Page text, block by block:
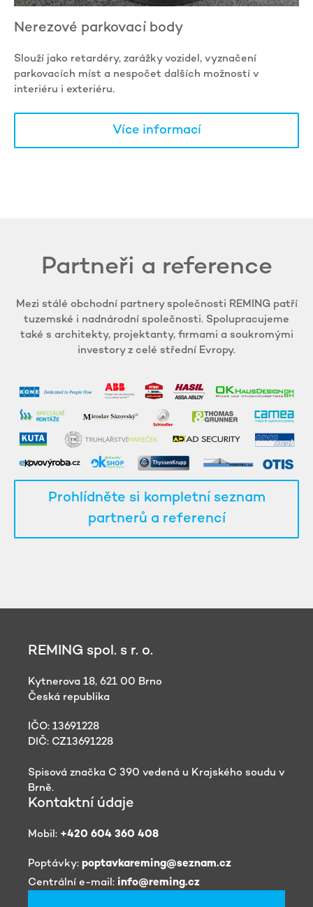
Nerezové parkovací body
Slouží jako retardéry, zarážky vozidel, vyznačení
parkovacích míst a nespočet dalších možností v
interiéru i exteriéru.
Více informací
Partneři a reference
Mezi stálé obchodní partnery společnosti REMING patří
tuzemské i nadnárodní společnosti. Spolupracujeme
také s architekty, projektanty, firmami a soukromými
investory z celé střední Evropy.
Prohlídněte si kompletní seznam
partnerů a referencí
REMING spol. s r. o.
Kytnerova 18, 621 00 Brno
Česká republika
IČO: 13691228
DIČ: CZ13691228
Spisová značka C 390 vedená u Krajského soudu v
Brně.
Kontaktní údaje
Mobil: +420 604 360 408
Poptávky: poptavkareming@seznam.cz
Centrální e-mail: info@reming.cz